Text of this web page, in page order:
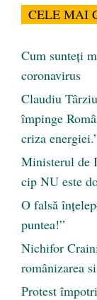
CELE MAI
Cum sunteți
coronavirus
Claudiu
împinge
criza
Ministerul de
cip NU este
O falsă
puntea!”
Nichifor
românizarea
Protest